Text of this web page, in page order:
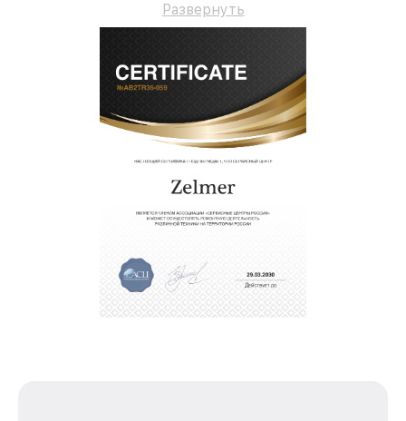
работы и комплектующие.
Развернуть